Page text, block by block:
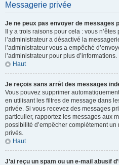
Messagerie privée
Je ne peux pas envoyer de messages
Il y a trois raisons pour cela : vous
l’administrateur a désactivé la
l’administrateur vous a empêché
l’administrateur pour plus d’informations.
Haut
Je reçois sans arrêt des messages
Vous pouvez supprimer
en utilisant les filtres de message dans
privée. Si vous recevez des messages
particulier, rapportez les messages aux
possibilité d’empêcher complètement
privés.
Haut
J’ai reçu un spam ou un e-mail abusif